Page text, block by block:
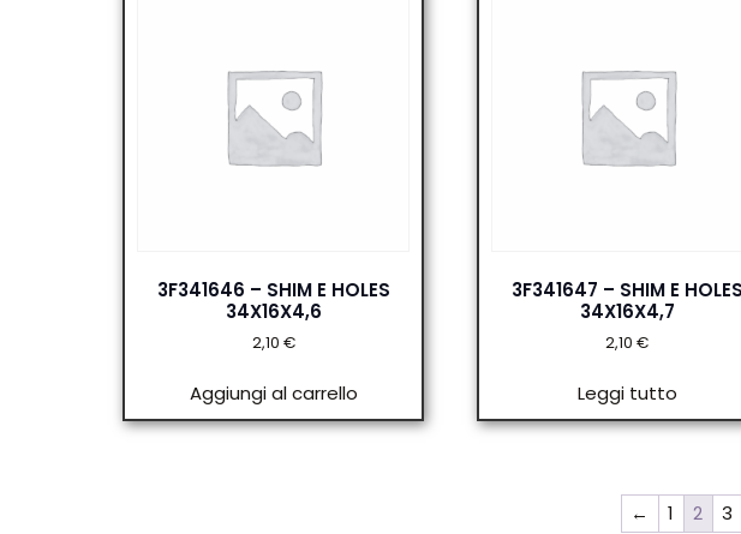
3F341646 – SHIM E HOLES
34X16X4,6
2,10 €
Aggiungi al carrello
3F341647 – SHIM E HOLES
34X16X4,7
2,10€
Leggi tutto
← 1 2 3